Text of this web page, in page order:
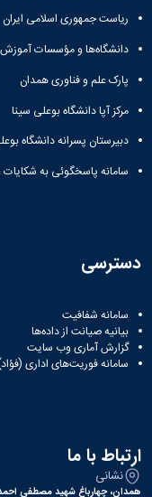
ارتباط
صنعت
کارآموزی
مراکز
مرتبط
ملی
نخبگان
شرکت
آئین
نامه ها
فرآیندها
آئین
نامه
نامه
های
پژوهشی
ریاست جمهوری اسلامی ایران
دانشگاه‌ها و مؤسسات آموزش
پارک علم و فناوری همدان
مرکز آپا دانشگاه بوعلی سینا
دبیرستان پسرانه دانشگاه
سامانه پاسخگوئی به
دسترسی
سامانه شفافیت
بیانیه صیانت از داده‌ها
گزارش آماری وب‌ سایت
سامانه فوریت‌های اداری
ارتباط با ما
نشانی
همدان، چهارباغ شهید مصطفی